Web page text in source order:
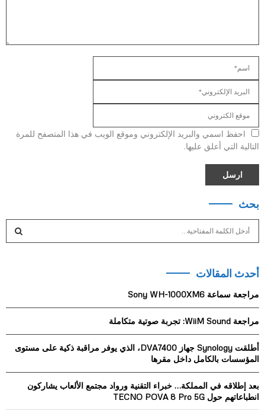
احفظ اسمي والبريد الإلكتروني وموقع الويب في هذا المتصفح للمرة
التالية التي أعلق عليها.
بحث
c
f
r
:
C
H
أحدث المقالات
مراجعة سماعة Sony WH-1000XM6
مراجعة WiiM Sound: تجربة صوتية متكاملة
أطلقت Synology جهاز DVA7400، الذي يوفر مراقبة ذكية على مستوى
المؤسسات بالكامل داخل مقرها
بعد إطلاقه في المملكة… خبراء التقنية ورواد مجتمع الألعاب يشاركون
انطباعاتهم حول TECNO POVA 8 Pro 5G